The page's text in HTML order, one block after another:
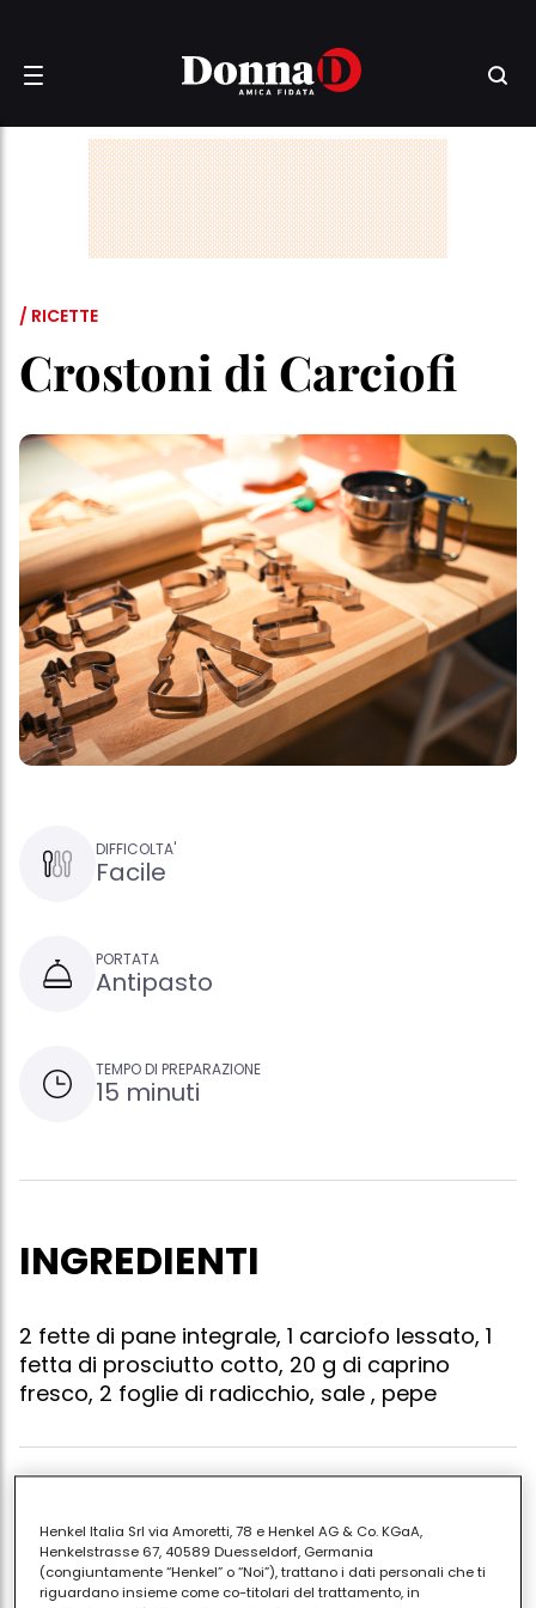
/ RICETTE
Crostoni di Carciofi
DIFFICOLTA'
Facile
PORTATA
Antipasto
TEMPO DI PREPARAZIONE
15 minuti
INGREDIENTI
2 fette di pane integrale, 1 carciofo lessato, 1
fetta di prosciutto cotto, 20 g di caprino
fresco, 2 foglie di radicchio, sale , pepe
diprosciutto cotto; appoggiate sul prosciutto le
foglie diradicchio trevigiano ben lavate ed
asciugate, cospargete con una crema di caprino
Henkel Italia Srl via Amoretti, 78 e Henkel AG & Co. KGaA,
Henkelstrasse 67, 40589 Duesseldorf, Germania
(congiuntamente “Henkel” o “Noi”), trattano i dati personali che ti
riguardano insieme come co-titolari del trattamento, in